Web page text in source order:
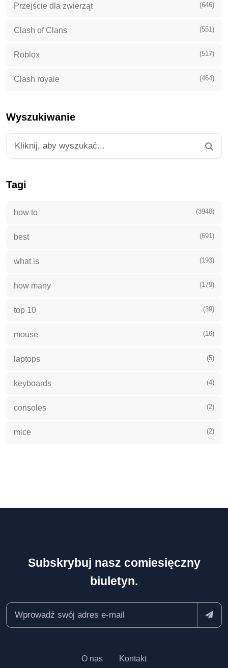
Przejście dla zwierząt (646)
Clash of Clans (551)
Roblox (517)
Clash royale (464)
Wyszukiwanie
Tagi
how to (3948)
best (691)
what is (193)
how many (179)
top 10 (39)
mouse (16)
laptops (5)
keyboards (4)
consoles (2)
mice (2)
Subskrybuj nasz comiesięczny
biuletyn.
O nas
Kontakt